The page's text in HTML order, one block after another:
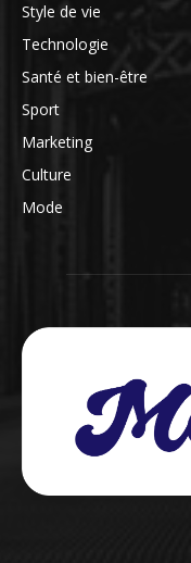
Style de vie
Technologie
Santé et bien-être
Sport
Marketing
Culture
Mode